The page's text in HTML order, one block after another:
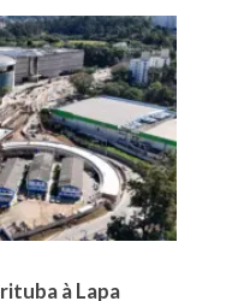
à Lapa